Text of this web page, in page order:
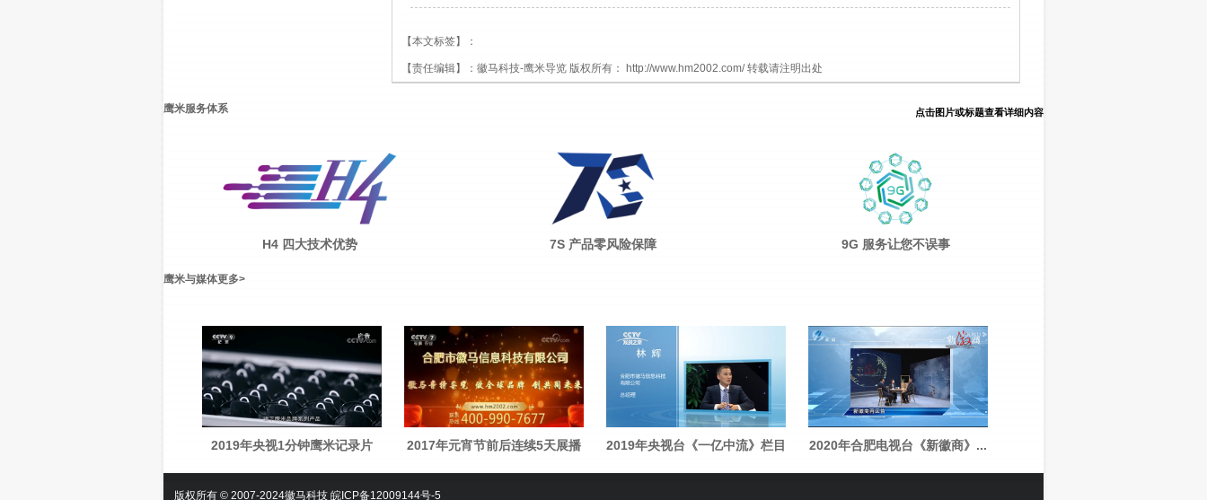
【本文标签】：
【责任编辑】： 徽马科技-鹰米导览 版权所有： http://www.hm2002.com/转载请注明出处
鹰米服务体系 点击图片或标题查看详细内容
H4 四大技术优势 7S 产品零风险保障 9G 服务让您不误事
鹰米与媒体更多>
2019年央视1分钟鹰米记录片 2017年元宵节前后连续5天展播 2019年央视台《一亿中流》栏目 2020年合肥电视台《新徽商》...
版权所有 © 2007-2024徽马科技 皖ICP备12009144号-5